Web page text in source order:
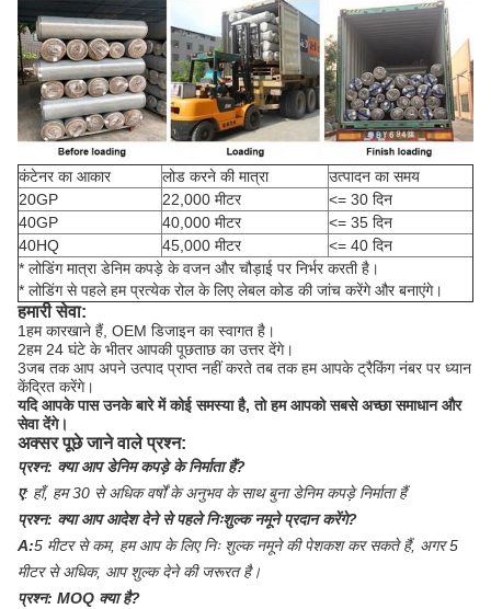
कंटेनर का आकार लोड करने की मात्रा
उत्पादन का समय
20GP
22,000 मीटर
<= 30 दिन
40GP
40,000 मीटर
<= 35 दिन
40HQ
45,000 मीटर
<= 40 दिन
* लोडिंग मात्रा डेनिम कपड़े के वजन और चौड़ाई पर निर्भर करती है।
* लोडिंग से पहले हम प्रत्येक रोल के लिए लेबल कोड की जांच करेंगे और बनाएंगे।
हमारी सेवा:
1हम कारखाने हैं, OEM डिजाइन का स्वागत है।
2हम 24 घंटे के भीतर आपकी पूछताछ का उत्तर देंगे।
3जब तक आप अपने उत्पाद प्राप्त नहीं करते तब तक हम आपके ट्रैकिंग नंबर पर ध्यान
केंद्रित करेंगे।
यदि आपके पास उनके बारे में कोई समस्या है, तो हम आपको सबसे अच्छा समाधान और
सेवा देंगे।
अक्सर पूछे जाने वाले प्रश्न:
प्रश्न: क्या आप डेनिम कपड़े के निर्माता हैं?
ए: हाँ, हम 30 से अधिक वर्षों के अनुभव के साथ बुना डेनिम कपड़े निर्माता हैं
प्रश्न: क्या आप आदेश देने से पहले निःशुल्क नमूने प्रदान करेंगे?
A:5 मीटर से कम, हम आप के लिए निः शुल्क नमूने की पेशकश कर सकते हैं, अगर 5
मीटर से अधिक, आप शुल्क देने की जरूरत है।
प्रश्न: MOQ क्या है?